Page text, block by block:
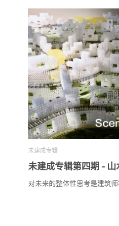
未建成专辑
未建成专辑第四期 -
对未来的整体性思考是建筑